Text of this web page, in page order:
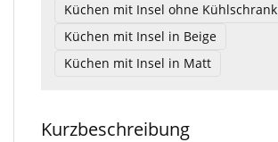
Küchen mit Insel ohne Kühlschrank
Küchen mit Insel in Beige
Küchen mit Insel in Matt
Kurzbeschreibung